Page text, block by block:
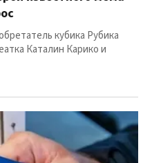
кубика Рубика
Каталин Карико и